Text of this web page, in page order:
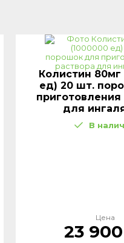
Колистин 80мг
ед) 20 шт.
приготовления
для
В
Цена
23 900